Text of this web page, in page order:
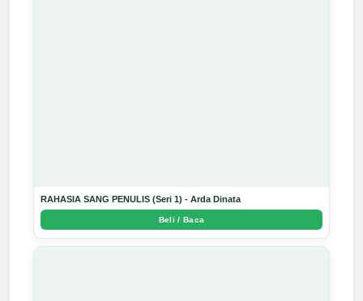
RAHASIA SANG PENULIS (Seri 1) - Arda Dinata
Beli / Baca